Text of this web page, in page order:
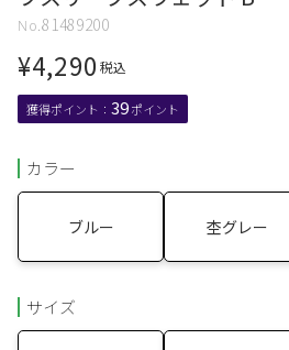
81489200
¥4,290 税込
39
カラー
ブルー 杢グレー
サイズ